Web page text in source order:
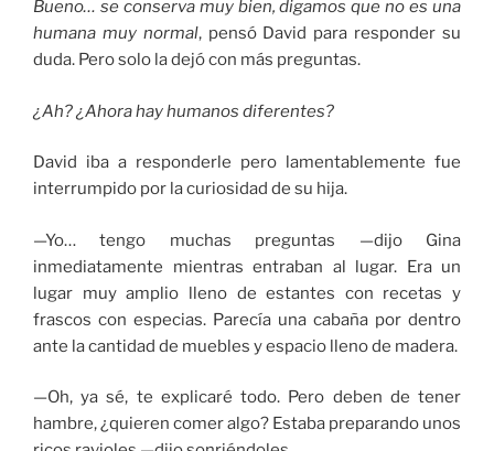
Bueno… se conserva muy bien, digamos que no es una
humana muy normal, pensó David para responder su
duda. Pero solo la dejó con más preguntas.
¿Ah? ¿Ahora hay humanos diferentes?
David iba a responderle pero lamentablemente fue
interrumpido por la curiosidad de su hija.
—Yo… tengo muchas preguntas —dijo Gina
inmediatamente mientras entraban al lugar. Era un
lugar muy amplio lleno de estantes con recetas y
frascos con especias. Parecía una cabaña por dentro
ante la cantidad de muebles y espacio lleno de madera.
—Oh, ya sé, te explicaré todo. Pero deben de tener
hambre, ¿quieren comer algo? Estaba preparando unos